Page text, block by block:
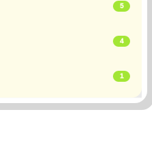
5
4
1